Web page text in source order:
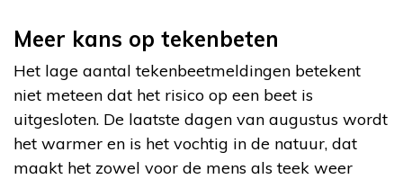
Meer kans op tekenbeten
Het lage aantal tekenbeetmeldingen betekent
niet meteen dat het risico op een beet is
uitgesloten. De laatste dagen van augustus wordt
het warmer en is het vochtig in de natuur, dat
maakt het zowel voor de mens als teek weer